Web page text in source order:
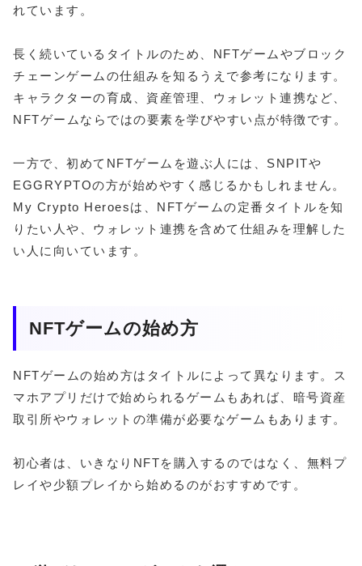
れています。
長く続いているタイトルのため、NFTゲームやブロック
チェーンゲームの仕組みを知るうえで参考になります。
キャラクターの育成、資産管理、ウォレット連携など、
NFTゲームならではの要素を学びやすい点が特徴です。
一方で、初めてNFTゲームを遊ぶ人には、SNPITや
EGGRYPTOの方が始めやすく感じるかもしれません。
My Crypto Heroesは、NFTゲームの定番タイトルを知
りたい人や、ウォレット連携を含めて仕組みを理解した
い人に向いています。
NFTゲームの始め方
NFTゲームの始め方はタイトルによって異なります。ス
マホアプリだけで始められるゲームもあれば、暗号資産
取引所やウォレットの準備が必要なゲームもあります。
初心者は、いきなりNFTを購入するのではなく、無料プ
レイや少額プレイから始めるのがおすすめです。